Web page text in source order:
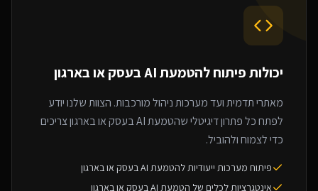
יכולות פיתוח להטמעת AI בעסק או בארגון
מאתרי תדמית ועד מערכות ניהול מורכבות. הצוות שלנו יודע
לפתח כל פתרון דיגיטלי שהטמעת AI בעסק או בארגון צריכים
כדי לצמוח ולהוביל.
פיתוח מערכות ייעודיות להטמעת AI בעסק או בארגון
אינטגרציות לכלים של הטמעת AI בעסק או בארגון